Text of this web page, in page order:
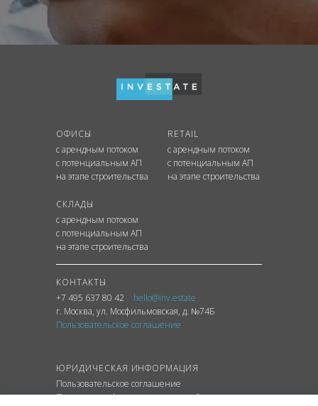
ОФИСЫ
с арендным потоком
с потенциальным АП
на этапе строительства
RETAIL
с арендным потоком
с потенциальным АП
на этапе строительства
СКЛАДЫ
с арендным потоком
с потенциальным АП
на этапе строительства
КОНТАКТЫ
+7 495 637 80 42
hello@inv.estate
г. Москва, ул. Мосфильмовская, д. №74Б
Пользовательское соглашение
ЮРИДИЧЕСКАЯ ИНФОРМАЦИЯ
Пользовательское соглашение
Политика конфиденциальности сайта